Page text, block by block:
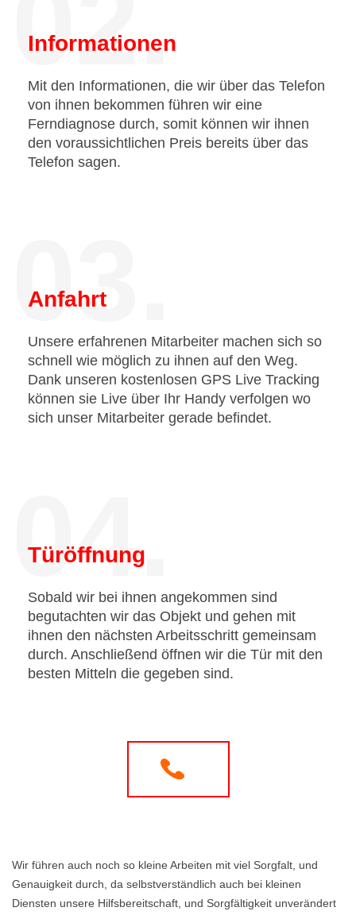
Informationen
Mit den Informationen, die wir über das Telefon
von ihnen bekommen führen wir eine
Ferndiagnose durch, somit können wir ihnen
den voraussichtlichen Preis bereits über das
Telefon sagen.
03.
Anfahrt
Unsere erfahrenen Mitarbeiter machen sich so
schnell wie möglich zu ihnen auf den Weg.
Dank unseren kostenlosen GPS Live Tracking
können sie Live über Ihr Handy verfolgen wo
sich unser Mitarbeiter gerade befindet.
04.
Türöffnung
Sobald wir bei ihnen angekommen sind
begutachten wir das Objekt und gehen mit
ihnen den nächsten Arbeitsschritt gemeinsam
durch. Anschließend öffnen wir die Tür mit den
besten Mitteln die gegeben sind.
Wir führen auch noch so kleine Arbeiten mit viel Sorgfalt, und
Genauigkeit durch, da selbstverständlich auch bei kleinen
Diensten unsere Hilfsbereitschaft, und Sorgfältigkeit unverändert